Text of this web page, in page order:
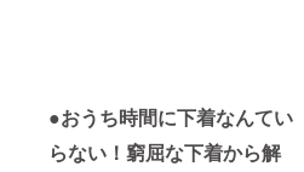
●おうち時間に下着なんてい
らない！窮屈な下着から解